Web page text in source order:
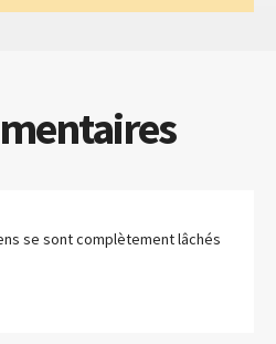
se sont complètement lâchés